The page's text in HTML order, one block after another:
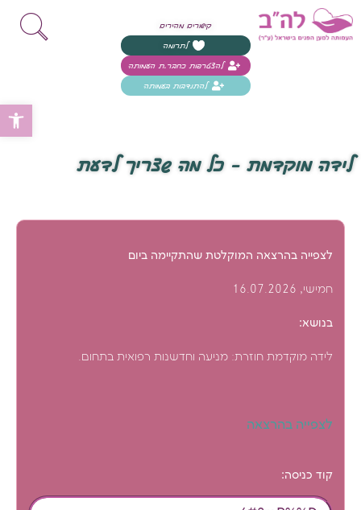
קישורים מהירים
לתרומה
להצטרפות כחבר.ת העמותה
להתנדבות בעמותה
לידה מוקדמת – כל מה שצריך לדעת
לצפייה בהרצאה המוקלטת שהתקיימה ביום
חמישי, 16.07.2026
בנושא:
לידה מוקדמת חוזרת: מניעה וחדשנות רפואית בתחום.
לצפייה בהרצאה
קוד כניסה: